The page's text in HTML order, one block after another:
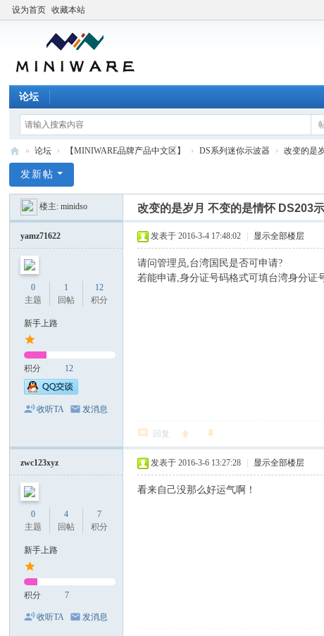
设为首页 收藏本站
论坛
I
你
» 论坛 › 【MINIWARE品牌产品中文区】 › DS系列迷你示波器 › 改变的是
发新帖
楼主:minidso 改变的是岁月 不变的是情怀 DS203
yamz71622
0
主题
1
回帖
12
积分
新手上路
积分 12
收听TA 发消息
发表于 2016-3-4 17:48:02 显示全部楼层
请问管理员,台湾国民是否可申请?
若能申请,身分证号码格式可填台湾身分证
回复
zwc123xyz
0
主题
4
回帖
7
积分
新手上路
积分 7
收听TA 发消息
发表于 2016-3-6 13:27:28 显示全部楼层
看来自己没那么好运气啊！